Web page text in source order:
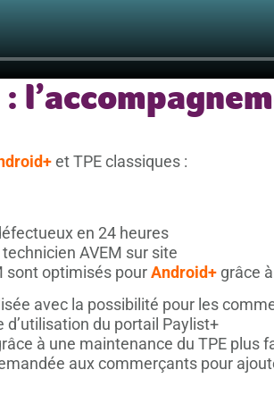
et TPE classiques :
en 24 heures
AVEM sur site
sont optimisés pourAndroid+ grâce
avec la possibilité pour les
du portail Paylist+
à une maintenance du TPE plus
aux commerçants pour